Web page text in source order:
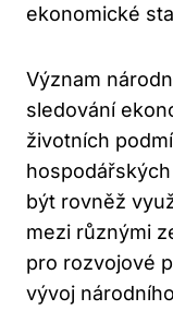
ekonomické
Význam
sledování
životních
být rovněž
mezi různými
pro rozvojové
vývoj